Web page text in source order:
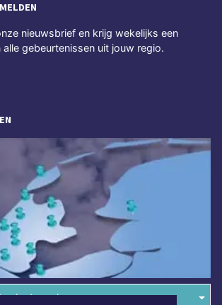
nieuwsbrief en krijg wekelijks een
gebeurtenissen uit jouw regio.
in de regio